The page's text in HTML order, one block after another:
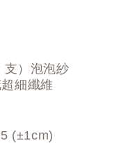
支）泡泡紗
細纖維
(±1cm)